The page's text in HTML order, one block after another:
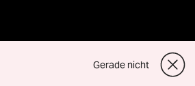
Gerade nicht